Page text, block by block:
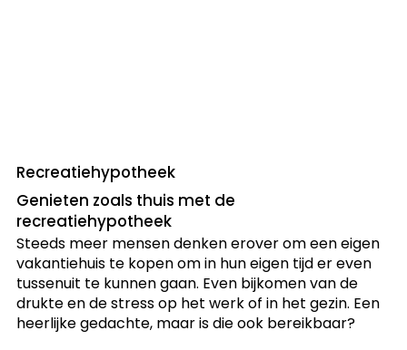
Recreatiehypotheek
Genieten zoals thuis met de
recreatiehypotheek
Steeds meer mensen denken erover om een eigen
vakantiehuis te kopen om in hun eigen tijd er even
tussenuit te kunnen gaan. Even bijkomen van de
drukte en de stress op het werk of in het gezin. Een
heerlijke gedachte, maar is die ook bereikbaar?